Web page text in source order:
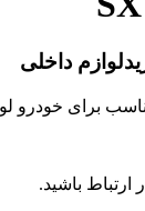
باشید.